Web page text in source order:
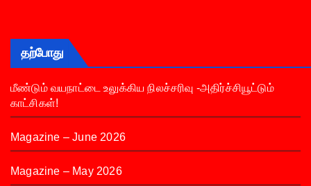
தற்போது
மீண்டும் வயநாட்டை உலுக்கிய நிலச்சரிவு -அதிர்ச்சியூட்டும்
காட்சிகள்!
Magazine – June 2026
Magazine – May 2026